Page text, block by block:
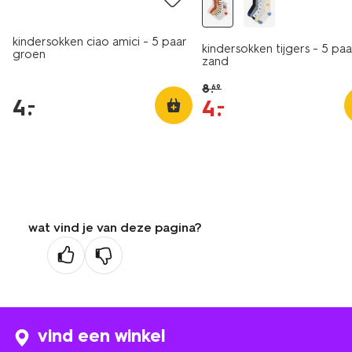
kindersokken ciao amici - 5 paar
groen
4.
–
kindersokken tijgers - 5
zand
8.69
4.
–
wat vind je van deze pagina?
vind een winkel